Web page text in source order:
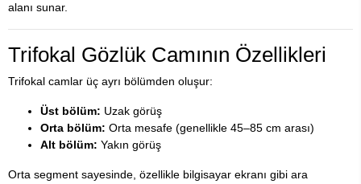
alanı sunar.
Trifokal Gözlük Camının Özellikleri
Trifokal camlar üç ayrı bölümden oluşur:
Üst bölüm: Uzak görüş
Orta bölüm: Orta mesafe (genellikle 45–85 cm arası)
Alt bölüm: Yakın görüş
Orta segment sayesinde, özellikle bilgisayar ekranı gibi ara